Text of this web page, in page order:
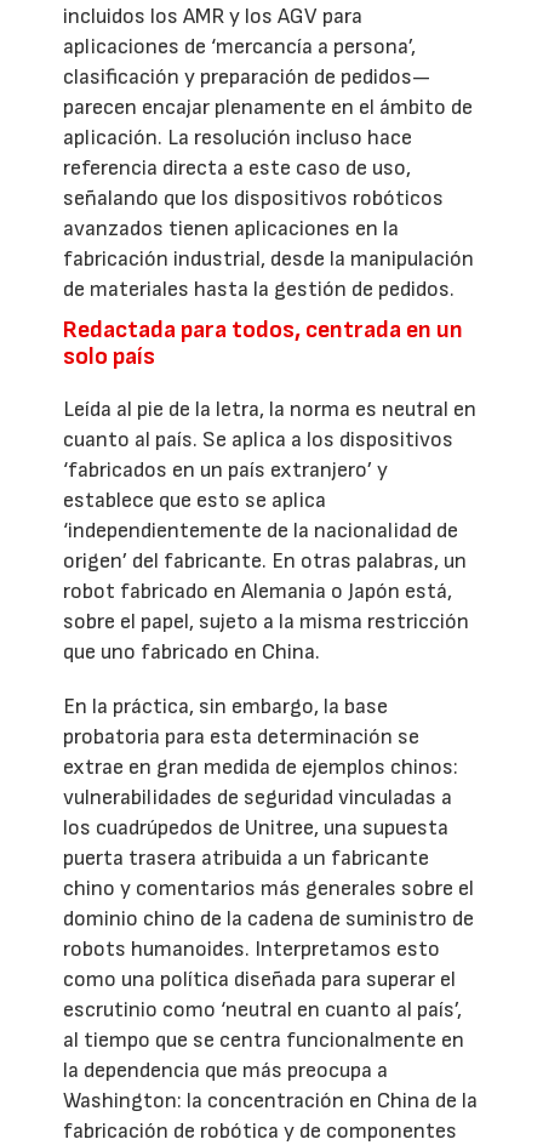
incluidos los AMR y los AGV para
aplicaciones de ‘mercancía a persona’,
clasificación y preparación de pedidos—
parecen encajar plenamente en el ámbito de
aplicación. La resolución incluso hace
referencia directa a este caso de uso,
señalando que los dispositivos robóticos
avanzados tienen aplicaciones en la
fabricación industrial, desde la manipulación
de materiales hasta la gestión de pedidos.
Redactada para todos, centrada en un
solo país
Leída al pie de la letra, la norma es neutral en
cuanto al país. Se aplica a los dispositivos
‘fabricados en un país extranjero’ y
establece que esto se aplica
‘independientemente de la nacionalidad de
origen’ del fabricante. En otras palabras, un
robot fabricado en Alemania o Japón está,
sobre el papel, sujeto a la misma restricción
que uno fabricado en China.
En la práctica, sin embargo, la base
probatoria para esta determinación se
extrae en gran medida de ejemplos chinos:
vulnerabilidades de seguridad vinculadas a
los cuadrúpedos de Unitree, una supuesta
puerta trasera atribuida a un fabricante
chino y comentarios más generales sobre el
dominio chino de la cadena de suministro de
robots humanoides. Interpretamos esto
como una política diseñada para superar el
escrutinio como ‘neutral en cuanto al país’,
al tiempo que se centra funcionalmente en
la dependencia que más preocupa a
Washington: la concentración en China de la
fabricación de robótica y de componentes